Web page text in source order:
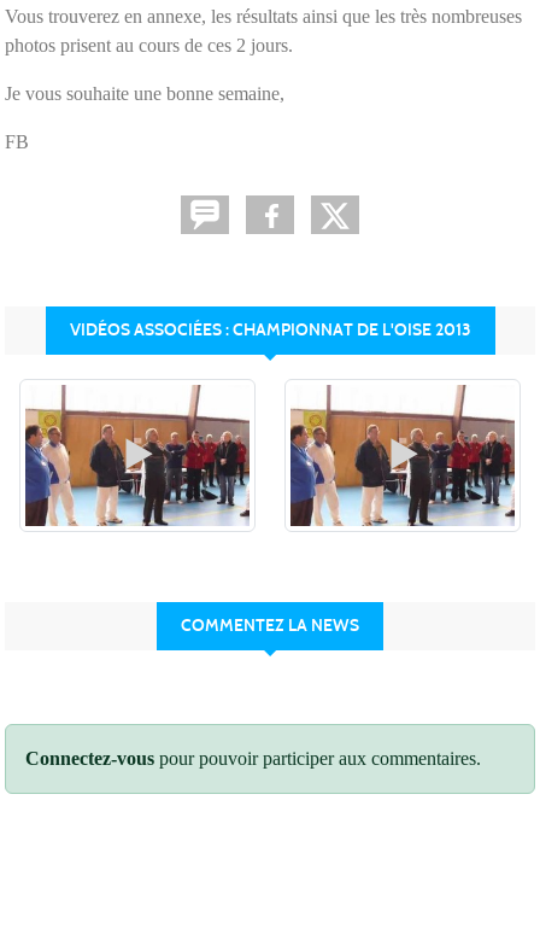
Vous trouverez en annexe, les résultats ainsi que les très nombreuses
photos prisent au cours de ces 2 jours.
Je vous souhaite une bonne semaine,
FB
VIDÉOS ASSOCIÉES : CHAMPIONNAT DE L'OISE 2013
COMMENTEZ LA NEWS
Connectez-vous pour pouvoir participer aux commentaires.